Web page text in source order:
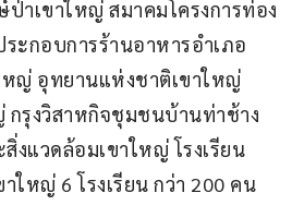
ป่าเขาใหญ่ สมาคมโครงการท่อง
ะกอบการร้านอาหารอำเภอ
หญ่ อุทยานแห่งชาติเขาใหญ่
กรุงวิสาหกิจชุมชนบ้านท่าช้าง
งแวดล้อมเขาใหญ่ โรงเรียน
ใหญ่ 6 โรงเรียน กว่า 200 คน